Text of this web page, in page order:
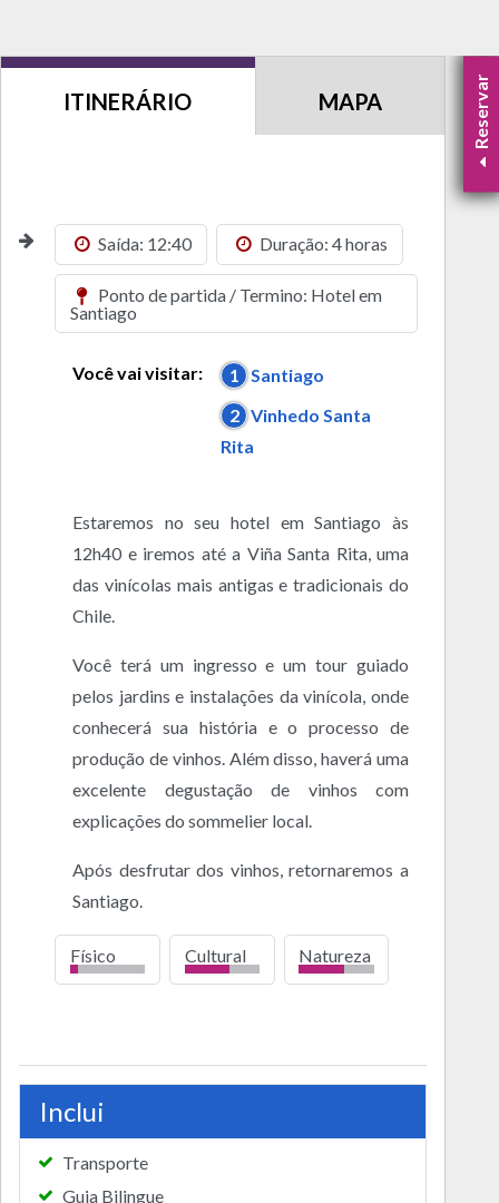
ITINERÁRIO MAPA
Saída: 12:40 Duração: 4 horas
Ponto de partida / Termino: Hotel em
Santiago
Você vai visitar: 1 Santiago
2 Vinhedo Santa
Rita
Estaremos no seu hotel em Santiago às
12h40 e iremos até a Viña Santa Rita, uma
das vinícolas mais antigas e tradicionais do
Chile.
Você terá um ingresso e um tour guiado
pelos jardins e instalações da vinícola, onde
conhecerá sua história e o processo de
produção de vinhos. Além disso, haverá uma
excelente degustação de vinhos com
explicações do sommelier local.
Após desfrutar dos vinhos, retornaremos a
Santiago.
Físico
bajo
Cultural Natureza
Inclui
Transporte
Guia Bilingue
Reservar